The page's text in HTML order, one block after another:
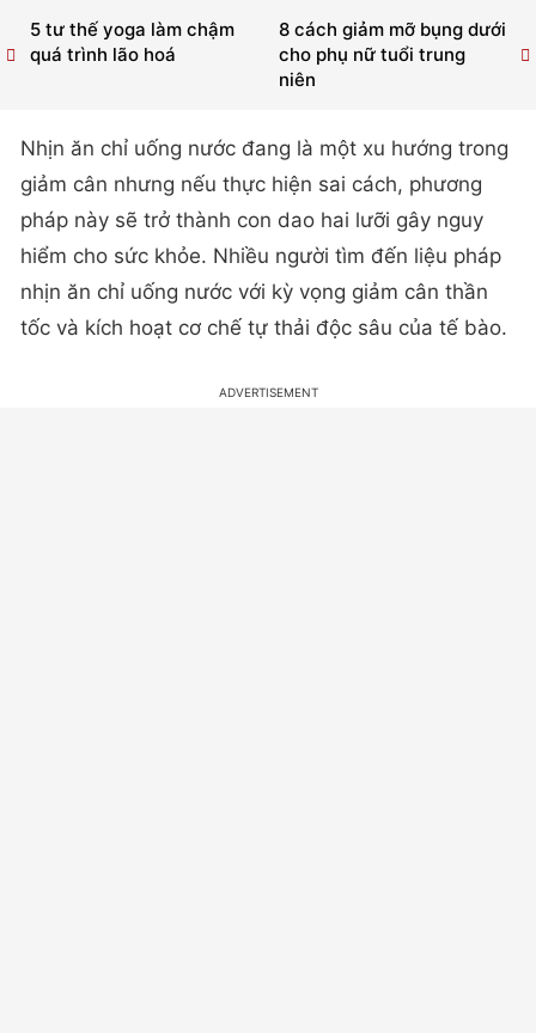
8 cách giảm mỡ bụng dưới
cho phụ nữ tuổi trung
niên
5 tư thế yoga làm chậm
quá trình lão hoá
Nhịn ăn chỉ uống nước đang là một xu hướng trong
giảm cân nhưng nếu thực hiện sai cách, phương
pháp này sẽ trở thành con dao hai lưỡi gây nguy
hiểm cho sức khỏe. Nhiều người tìm đến liệu pháp
nhịn ăn chỉ uống nước với kỳ vọng giảm cân thần
tốc và kích hoạt cơ chế tự thải độc sâu của tế bào.